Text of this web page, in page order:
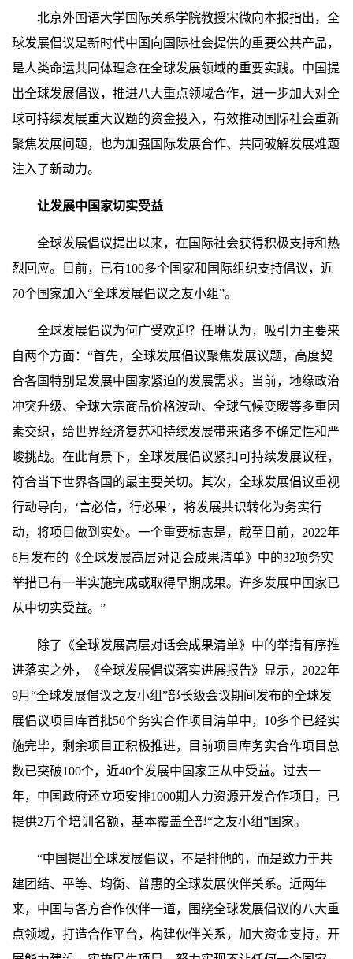
北京外国语大学国际关系学院教授宋微向本报指出，全
球发展倡议是新时代中国向国际社会提供的重要公共产品，
是人类命运共同体理念在全球发展领域的重要实践。中国提
出全球发展倡议，推进八大重点领域合作，进一步加大对全
球可持续发展重大议题的资金投入，有效推动国际社会重新
聚焦发展问题，也为加强国际发展合作、共同破解发展难题
注入了新动力。
让发展中国家切实受益
全球发展倡议提出以来，在国际社会获得积极支持和热
烈回应。目前，已有100多个国家和国际组织支持倡议，近
70个国家加入“全球发展倡议之友小组”。
全球发展倡议为何广受欢迎？任琳认为，吸引力主要来
自两个方面：“首先，全球发展倡议聚焦发展议题，高度契
合各国特别是发展中国家紧迫的发展需求。当前，地缘政治
冲突升级、全球大宗商品价格波动、全球气候变暖等多重因
素交织，给世界经济复苏和持续发展带来诸多不确定性和严
峻挑战。在此背景下，全球发展倡议紧扣可持续发展议程，
符合当下世界各国的最主要关切。其次，全球发展倡议重视
行动导向，‘言必信，行必果’，将发展共识转化为务实行
动，将项目做到实处。一个重要标志是，截至目前，2022年
6月发布的《全球发展高层对话会成果清单》中的32项务实
举措已有一半实施完成或取得早期成果。许多发展中国家已
从中切实受益。”
除了《全球发展高层对话会成果清单》中的举措有序推
进落实之外，《全球发展倡议落实进展报告》显示，2022年
9月“全球发展倡议之友小组”部长级会议期间发布的全球发
展倡议项目库首批50个务实合作项目清单中，10多个已经实
施完毕，剩余项目正积极推进，目前项目库务实合作项目总
数已突破100个，近40个发展中国家正从中受益。过去一
年，中国政府还立项安排1000期人力资源开发合作项目，已
提供2万个培训名额，基本覆盖全部“之友小组”国家。
“中国提出全球发展倡议，不是排他的，而是致力于共
建团结、平等、均衡、普惠的全球发展伙伴关系。近两年
来，中国与各方合作伙伴一道，围绕全球发展倡议的八大重
点领域，打造合作平台，构建伙伴关系，加大资金支持，开